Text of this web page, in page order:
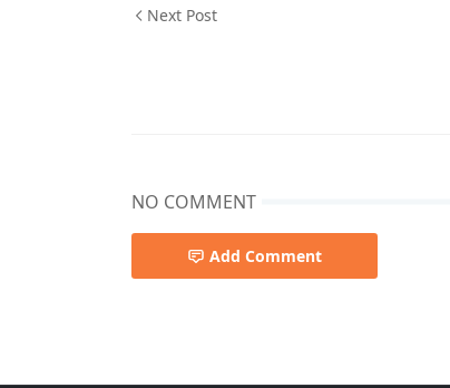
Next Post
NO COMMENT
Add Comment